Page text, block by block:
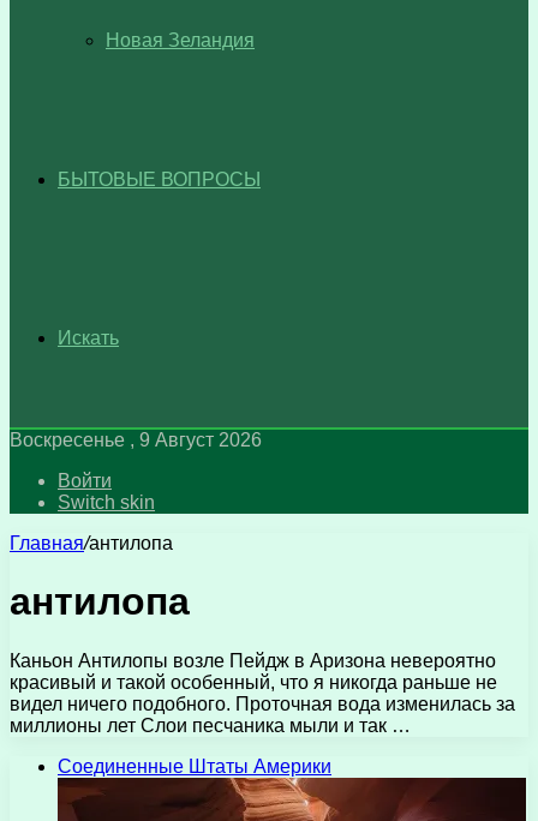
Новая Зеландия
БЫТОВЫЕ ВОПРОСЫ
Искать
Воскресенье , 9 Август 2026
Войти
Switch skin
Главная/антилопа
антилопа
Каньон Антилопы возле Пейдж в Аризона невероятно
красивый и такой особенный, что я никогда раньше не
видел ничего подобного. Проточная вода изменилась за
миллионы лет Слои песчаника мыли и так …
Соединенные Штаты Америки